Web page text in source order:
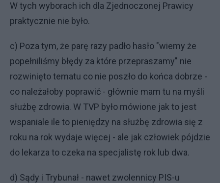
W tych wyborach ich dla Zjednoczonej Prawicy
praktycznie nie było.
c) Poza tym, że parę razy padło hasło "wiemy że
popełniliśmy błędy za które przepraszamy" nie
rozwinięto tematu co nie poszło do końca dobrze -
co należałoby poprawić - głównie mam tu na myśli
służbę zdrowia. W TVP było mówione jak to jest
wspaniale ile to pieniędzy na służbę zdrowia się z
roku na rok wydaje więcej - ale jak człowiek pójdzie
do lekarza to czeka na specjalistę rok lub dwa.
d) Sądy i Trybunał - nawet zwolennicy PIS-u